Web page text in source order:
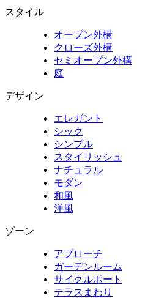
スタイル
オープン外構
クローズ外構
セミオープン外構
庭
デザイン
エレガント
シック
シンプル
スタイリッシュ
ナチュラル
モダン
和風
洋風
ゾーン
アプローチ
ガーデンルーム
サイクルポート
テラスまわり